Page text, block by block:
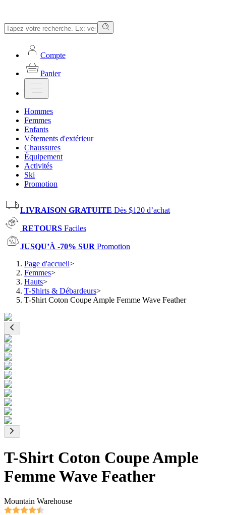
Compte
Panier
Hommes
Femmes
Enfants
Vêtements d'extérieur
Chaussures
Équipement
Activités
Ski
Promotion
LIVRAISON GRATUITE Dès $120 d’achat
RETOURS Faciles
JUSQU’À -70% SUR Promotion
Page d'accueil>
Femmes>
Hauts>
T-Shirts & Débardeurs>
T-Shirt Coton Coupe Ample Femme Wave Feather
T-Shirt Coton Coupe Ample
Femme Wave Feather
Mountain Warehouse